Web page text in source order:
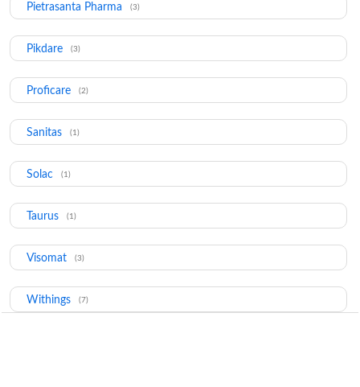
Pietrasanta Pharma (3)
Pikdare (3)
Proficare (2)
Sanitas (1)
Solac (1)
Taurus (1)
Visomat (3)
Withings (7)